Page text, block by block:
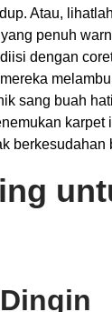
Atau,
penuh
dengan
sang buah
berkesudahan